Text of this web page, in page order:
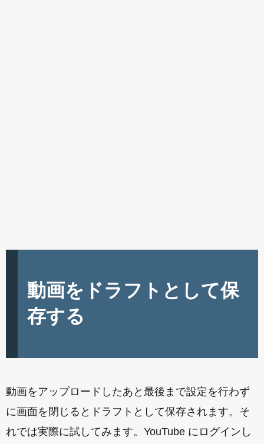
動画をドラフトとして保
存する
動画をアップロードしたあと最後まで設定を行わず
に画面を閉じるとドラフトとして保存されます。そ
れでは実際に試してみます。YouTube にログインし